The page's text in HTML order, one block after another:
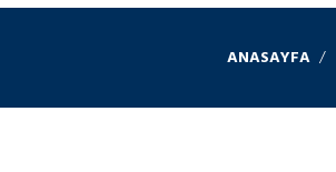
ANASAYFA